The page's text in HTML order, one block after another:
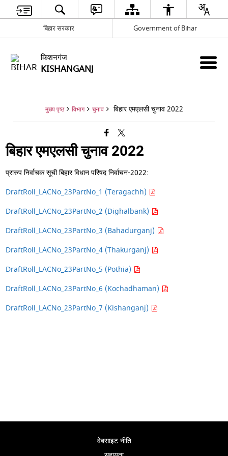
बिहार सरकार Government of Bihar
किशनगंज
KISHANGANJ
मुख्य पृष्ठ विभाग चुनाव बिहार एमएलसी चुनाव 2022
बिहार एमएलसी चुनाव 2022
प्रारुप निर्वाचक सूची बिहार विधान परिषद निर्वाचन-2022:
DraftRoll_LACNo_23PartNo_1 (Teragachh)
DraftRoll_LACNo_23PartNo_2 (Dighalbank)
DraftRoll_LACNo_23PartNo_3 (Bahadurganj)
DraftRoll_LACNo_23PartNo_4 (Thakurganj)
DraftRoll_LACNo_23PartNo_5 (Pothia)
DraftRoll_LACNo_23PartNo_6 (Kochadhaman)
DraftRoll_LACNo_23PartNo_7 (Kishanganj)
वेबसाइट नीति